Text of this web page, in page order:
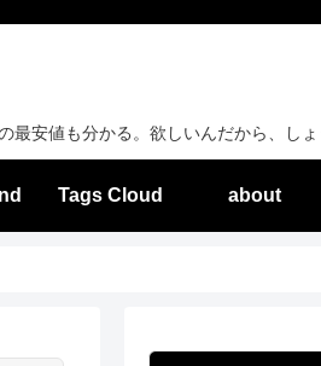
最安値も分かる。欲しいんだから、し
Tags Cloud about